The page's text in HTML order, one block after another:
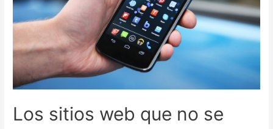
Los sitios web que no se
adaptan
a
dispositivos
móviles
empiezan
a
perder